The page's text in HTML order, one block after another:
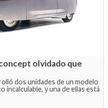
olvidado que
dos unidades de un modelo
incalculable, y una de ellas está